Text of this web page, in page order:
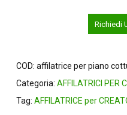
Richiedi
COD: affilatrice per piano
Categoria: AFFILATRICI PER
Tag: AFFILATRICE per